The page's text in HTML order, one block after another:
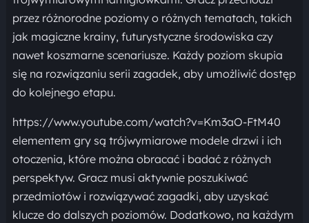
przez różnorodne poziomy o różnych tematach, takich
jak magiczne krainy, futurystyczne środowiska czy
nawet koszmarne scenariusze. Każdy poziom skupia
się na rozwiązaniu serii zagadek, aby umożliwić dostęp
do kolejnego etapu.
https://www.youtube.com/watch?v=Km3aO-FtM40
elementem gry są trójwymiarowe modele drzwi i ich
otoczenia, które można obracać i badać z różnych
perspektyw. Gracz musi aktywnie poszukiwać
przedmiotów i rozwiązywać zagadki, aby uzyskać
klucze do dalszych poziomów. Dodatkowo, na każdym